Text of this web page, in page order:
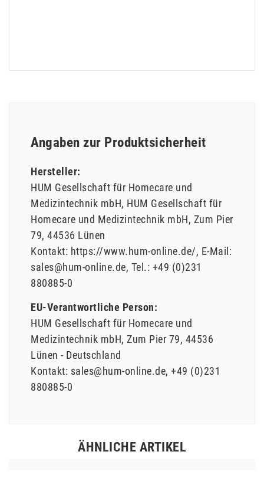
Angaben zur Produktsicherheit
Hersteller:
HUM Gesellschaft für Homecare und
Medizintechnik mbH HUM Gesellschaft für
Homecare und Medizintechnik mbH Zum Pier
79 44536 Lünen
Kontakt: https://www.hum-online.de/ E-Mail:
sales@hum-online.de Tel.: +49 (0)231
880885-0
EU-Verantwortliche Person:
HUM Gesellschaft für Homecare und
Medizintechnik mbH Zum Pier 79 44536
Lünen
Deutschland
Kontakt: sales@hum-online.de +49 (0)231
880885-0
ÄHNLICHE ARTIKEL